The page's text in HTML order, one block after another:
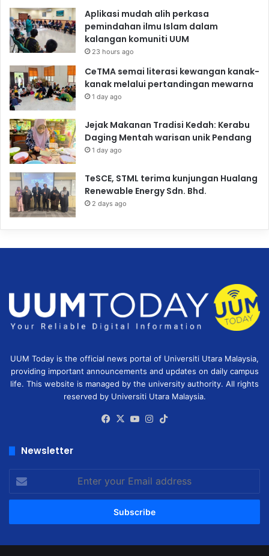
Aplikasi mudah alih perkasa
pemindahan ilmu Islam dalam
kalangan komuniti UUM
23 hours ago
CeTMA semai literasi kewangan kanak-
kanak melalui pertandingan mewarna
1 day ago
Jejak Makanan Tradisi Kedah: Kerabu
Daging Mentah warisan unik Pendang
1 day ago
TeSCE, STML terima kunjungan Hualang
Renewable Energy Sdn. Bhd.
2 days ago
UUM Today is the official news portal of Universiti Utara Malaysia,
providing important announcements and updates on daily campus
life. This website is managed by the university authority. All rights
reserved by Universiti Utara Malaysia.
Facebook
X YouTubeInstagram
Newsletter
your
Email